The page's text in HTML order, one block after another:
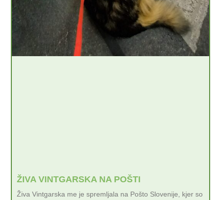
ŽIVA VINTGARSKA NA POŠTI
Živa Vintgarska me je spremljala na Pošto Slovenije, kjer so